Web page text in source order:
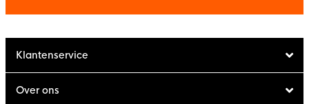
Klantenservice
Over ons